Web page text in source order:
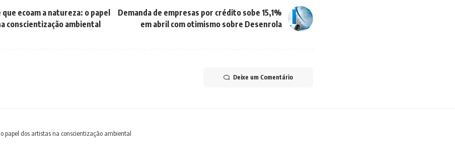
ecoam a natureza: o papel
conscientização ambiental
Demanda de empresas por crédito sobe 15,1%
em abril com otimismo sobre Desenrola
Deixe um Comentário
papel dos artistas na conscientização ambiental